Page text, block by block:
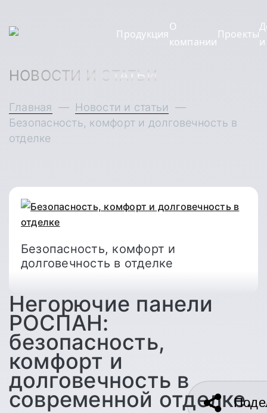
Продукция
О
компании
Проекты
НОВОСТИ И СТАТЬИ
Главная — Новости и статьи
—
Безопасность, комфорт и долговечность в
отделке
Безопасность, комфорт и
долговечность в отделке
Негорючие панели
РОСПАН:
безопасность,
комфорт и
долговечность в
современной отделке.